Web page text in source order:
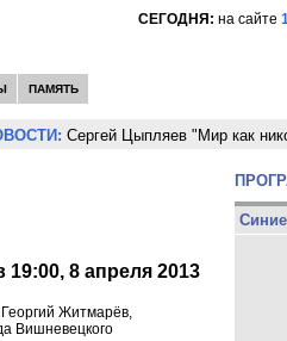
СЕГОДНЯ: на сайте
ПАМЯТЬ
Сергей Цыпляев "Мир как никогда
8 апреля 2013
Житмарёв,
Вишневецкого